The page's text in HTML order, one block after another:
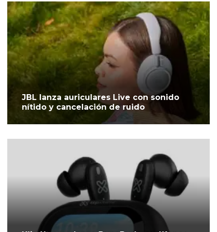
JBL lanza auriculares Live con sonido
nítido y cancelación de ruido